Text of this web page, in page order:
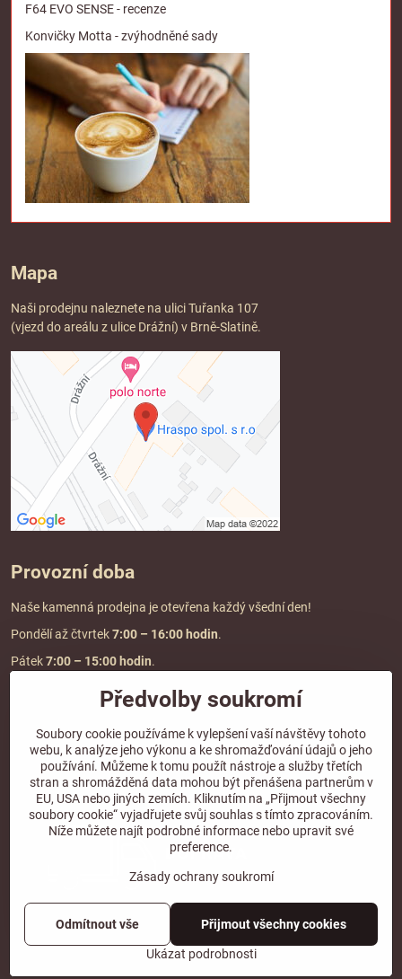
F64 EVO SENSE - recenze
Konvičky Motta - zvýhodněné sady
Mapa
Naši prodejnu naleznete na ulici Tuřanka 107
(vjezd do areálu z ulice Drážní) v Brně-Slatině.
Provozní doba
Naše kamenná prodejna je otevřena každý všední den!
Pondělí až čtvrtek7:00 – 16:00 hodin.
Pátek7:00 – 15:00 hodin.
Doprava a platba
DOPRAVA ZDARMA
při objednávce nad2000 Kč vč. DPH.
*Nevztahuje se na paletovou přepravu.
©2026CopyrightPředvolby soukromíZásady ochrany soukromí
Vytvořeno systémem:ByznysWeb.cz
Předvolby soukromí
Soubory cookie používáme k vylepšení vaší návštěvy tohoto
webu, k analýze jeho výkonu a ke shromažďování údajů o jeho
používání. Můžeme k tomu použít nástroje a služby třetích
stran a shromážděná data mohou být přenášena partnerům v
EU, USA nebo jiných zemích. Kliknutím na „Přijmout všechny
soubory cookie“ vyjadřujete svůj souhlas s tímto zpracováním.
Níže můžete najít podrobné informace nebo upravit své
preference.
Zásady ochrany soukromí
Ukázat podrobnosti
Přijmout všechny cookies
Odmítnout vše